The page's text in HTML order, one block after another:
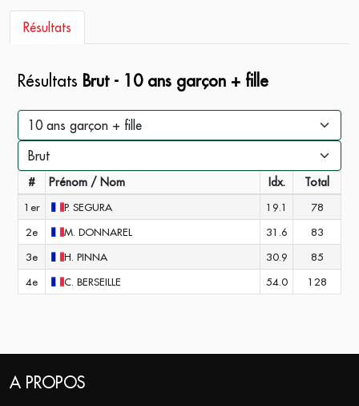
Résultats
Résultats Brut - 10 ans garçon + fille
# Prénom / Nom Idx. Total
1er P. SEGURA 19.1
78
2e
M. DONNAREL 31.6
83
3e
H. PINNA 30.9
85
4e
C. BERSEILLE 54.0 128
A PROPOS